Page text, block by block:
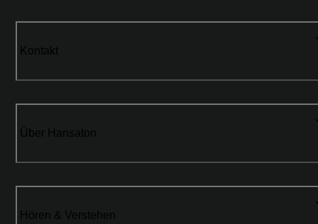
Kontakt
Über Hansaton
Hören & Verstehen